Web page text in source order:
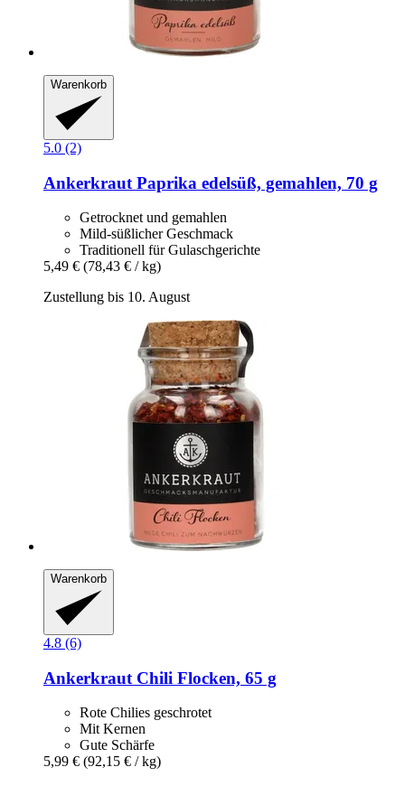
Warenkorb
5.0 (2)
Ankerkraut Paprika edelsüß, gemahlen, 70 g
Getrocknet und gemahlen
Mild-süßlicher Geschmack
Traditionell für Gulaschgerichte
5,49 € (78,43 € / kg)
Zustellung bis 10. August
Warenkorb
4.8 (6)
Ankerkraut Chili Flocken, 65 g
Rote Chilies geschrotet
Mit Kernen
Gute Schärfe
5,99 € (92,15 € / kg)